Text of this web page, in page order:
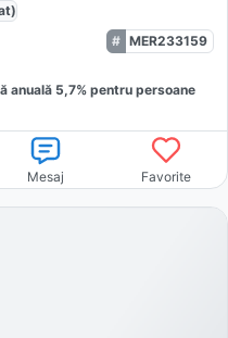
MER233159
anuală 5,7% pentru persoane
Mesaj Favorite